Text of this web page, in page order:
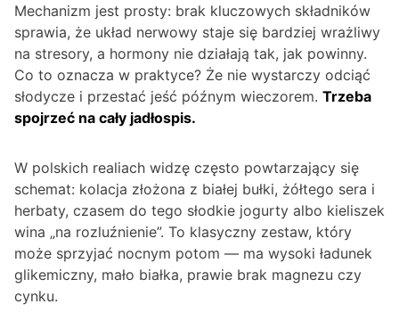
Mechanizm jest prosty: brak kluczowych składników
sprawia, że układ nerwowy staje się bardziej wrażliwy
na stresory, a hormony nie działają tak, jak powinny.
Co to oznacza w praktyce? Że nie wystarczy odciąć
słodycze i przestać jeść późnym wieczorem. Trzeba
spojrzeć na cały jadłospis.
W polskich realiach widzę często powtarzający się
schemat: kolacja złożona z białej bułki, żółtego sera i
herbaty, czasem do tego słodkie jogurty albo kieliszek
wina „na rozluźnienie”. To klasyczny zestaw, który
może sprzyjać nocnym potom — ma wysoki ładunek
glikemiczny, mało białka, prawie brak magnezu czy
cynku.